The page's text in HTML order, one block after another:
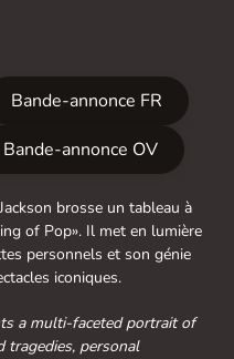
Bande-annonce FR
Bande-annonce OV
brosse un tableau à
of Pop». Il met en lumière
personnels et son génie
iconiques.
a multi-faceted portrait of
tragedies, personal